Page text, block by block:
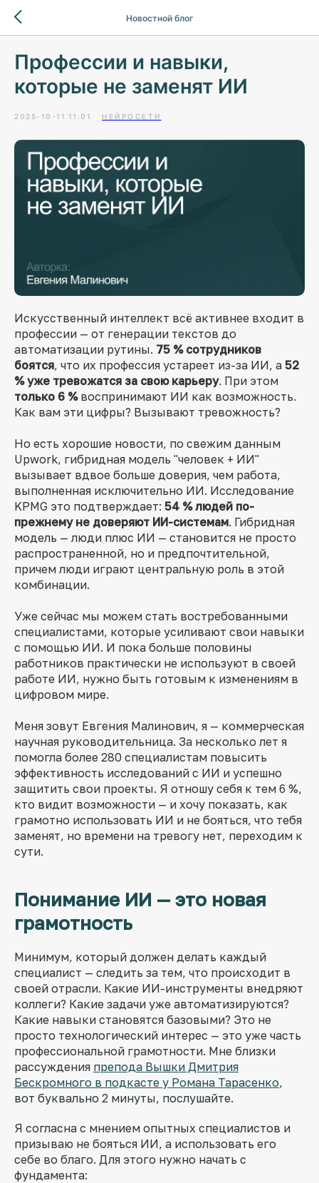
Новостной блог
Профессии и навыки,
которые не заменят ИИ
2025-10-11 11:01 НЕЙРОСЕТИ
Искусственный интеллект всё активнее входит в
профессии — от генерации текстов до
автоматизации рутины. 75 % сотрудников
боятся, что их профессия устареет из-за ИИ, а 52
% уже тревожатся за свою карьеру. При этом
только 6 %воспринимают ИИ как возможность.
Как вам эти цифры? Вызывают тревожность?
Но есть хорошие новости, по свежим данным
Upwork, гибридная модель "человек + ИИ"
вызывает вдвое больше доверия, чем работа,
выполненная исключительно ИИ. Исследование
KPMG это подтверждает: 54 % людей по-
прежнему не доверяют ИИ-системам. Гибридная
модель — люди плюс ИИ — становится не просто
распространенной, но и предпочтительной,
причем люди играют центральную роль в этой
комбинации.
Уже сейчас мы можем стать востребованными
специалистами, которые усиливают свои навыки
с помощью ИИ. И пока больше половины
работников практически не используют в своей
работе ИИ, нужно быть готовым к изменениям в
цифровом мире.
Меня зовут Евгения Малинович, я — коммерческая
научная руководительница. За несколько лет я
помогла более 280 специалистам повысить
эффективность исследований с ИИ и успешно
защитить свои проекты. Я отношу себя к тем 6 %,
кто видит возможности — и хочу показать, как
грамотно использовать ИИ и не бояться, что тебя
заменят, но времени на тревогу нет, переходим к
сути.
Понимание ИИ — это новая
грамотность
Минимум, который должен делать каждый
специалист — следить за тем, что происходит в
своей отрасли. Какие ИИ-инструменты внедряют
коллеги? Какие задачи уже автоматизируются?
Какие навыки становятся базовыми? Это не
просто технологический интерес — это уже часть
профессиональной грамотности. Мне близки
рассуждения препода Вышки Дмитрия
Бескромного в подкасте у Романа Тарасенко,
вот буквально 2 минуты, послушайте.
Я согласна с мнением опытных специалистов и
призываю не бояться ИИ, а использовать его
себе во благо. Для этого нужно начать с
фундамента: